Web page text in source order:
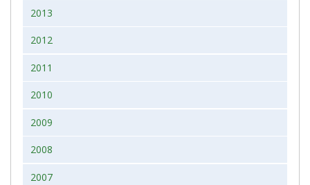
2013
2012
2011
2010
2009
2008
2007